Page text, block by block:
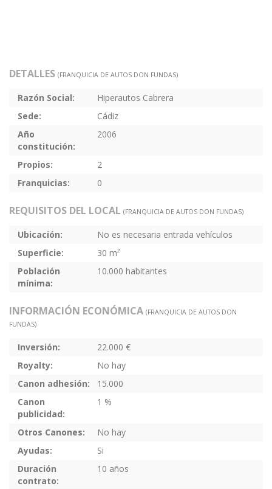
DETALLES (FRANQUICIA DE AUTOS DON FUNDAS)
Razón Social:
Hiperautos Cabrera
Sede:
Cádiz
Año
constitución:
2006
Propios:
2
Franquicias:
0
REQUISITOS DEL LOCAL (FRANQUICIA DE AUTOS DON FUNDAS)
Ubicación:
No es necesaria entrada vehículos
Superficie:
30 m²
Población
mínima:
10.000 habitantes
INFORMACIÓN ECONÓMICA (FRANQUICIA DE AUTOS DON
FUNDAS)
Inversión:
22.000 €
Royalty:
No hay
Canon adhesión:
15.000
Canon
publicidad:
1 %
Otros Canones:
No hay
Ayudas:
Si
Duración
contrato:
10 años